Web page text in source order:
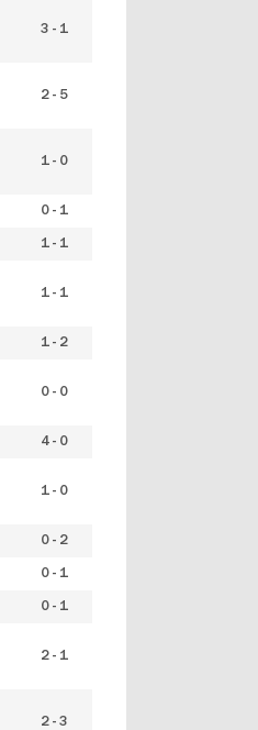
3 - 1
2 - 5
1 - 0
0 - 1
1 - 1
1 - 1
1 - 2
0 - 0
4 - 0
1 - 0
0 - 2
0 - 1
0 - 1
2 - 1
2 - 3